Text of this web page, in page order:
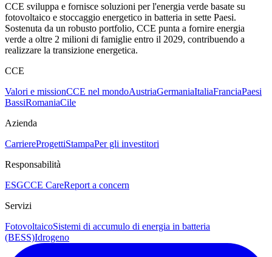
CCE sviluppa e fornisce soluzioni per l'energia verde basate su
fotovoltaico e stoccaggio energetico in batteria in sette Paesi.
Sostenuta da un robusto portfolio, CCE punta a fornire energia
verde a oltre 2 milioni di famiglie entro il 2029, contribuendo a
realizzare la transizione energetica.
CCE
Valori e missionCCE nel mondoAustriaGermaniaItaliaFranciaPaesi
BassiRomaniaCile
Azienda
CarriereProgettiStampaPer gli investitori
Responsabilità
ESGCCE CareReport a concern
Servizi
FotovoltaicoSistemi di accumulo di energia in batteria
(BESS)Idrogeno